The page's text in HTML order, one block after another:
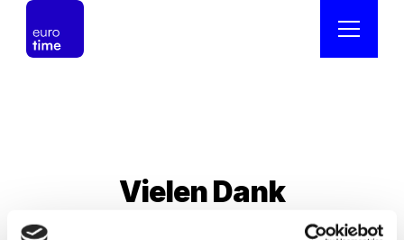
Vielen Dank